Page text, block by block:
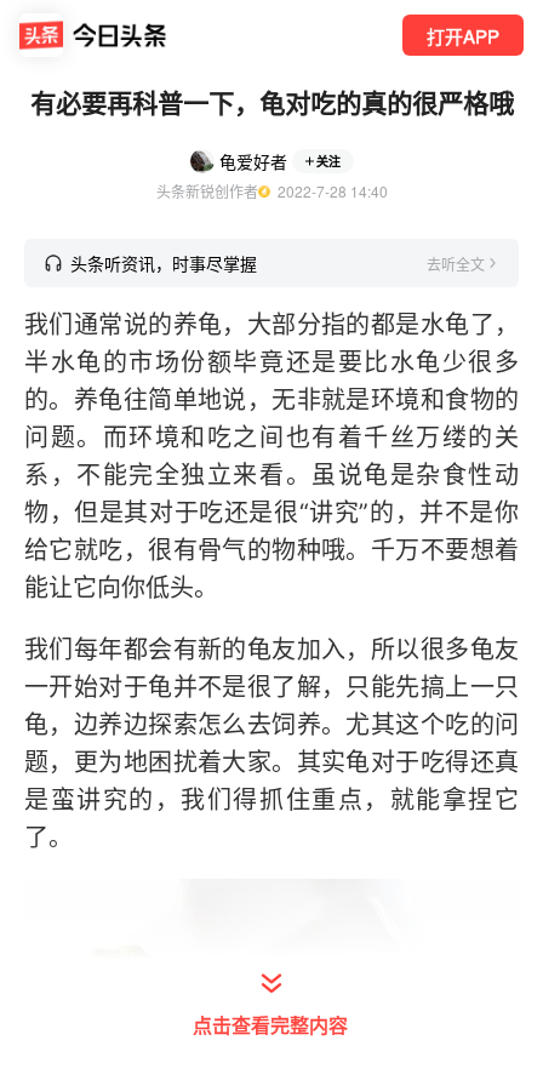
打开APP
有必要再科普一下，龟对吃的真的很严格哦
龟爱好者 关注
头条新锐创作者
  2022-7-28 14:40
头条听资讯，时事尽掌握 去听全文
我们通常说的养龟，大部分指的都是水龟了，
半水龟的市场份额毕竟还是要比水龟少很多
的。养龟往简单地说，无非就是环境和食物的
问题。而环境和吃之间也有着千丝万缕的关
系，不能完全独立来看。虽说龟是杂食性动
物，但是其对于吃还是很“讲究”的，并不是你
给它就吃，很有骨气的物种哦。千万不要想着
能让它向你低头。
我们每年都会有新的龟友加入，所以很多龟友
一开始对于龟并不是很了解，只能先搞上一只
龟，边养边探索怎么去饲养。尤其这个吃的问
题，更为地困扰着大家。其实龟对于吃得还真
是蛮讲究的，我们得抓住重点，就能拿捏它
了。
点击查看完整内容